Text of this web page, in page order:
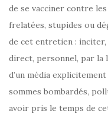
de se vacciner contre
frelatées, stupides ou
de cet entretien : inciter,
direct, personnel, par la
d’un média
sommes bombardés,
avoir pris le temps de